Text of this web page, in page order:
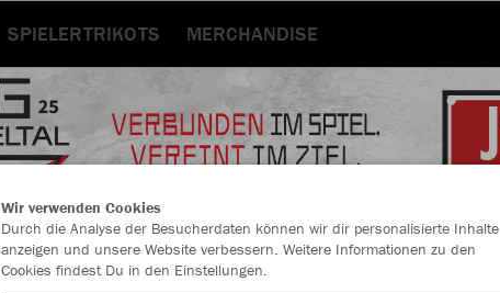
SPIELERTRIKOTS MERCHANDISE
Wir verwenden Cookies
Durch die Analyse der Besucherdaten können wir dir personalisierte Inhalte
anzeigen und unsere Website verbessern. Weitere Informationen zu den
Cookies findest Du in den Einstellungen.